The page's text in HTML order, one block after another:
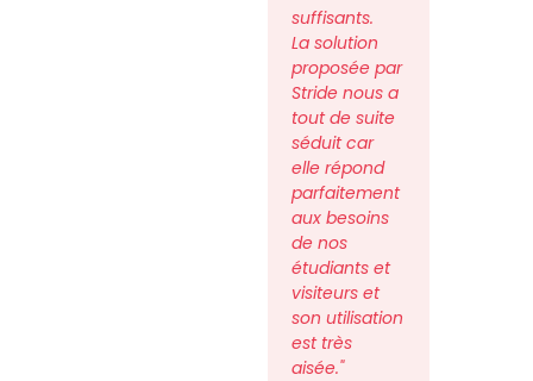
suffisants.
La solution
proposée par
Stride nous a
tout de suite
séduit car
elle répond
parfaitement
aux besoins
de nos
étudiants et
visiteurs et
son utilisation
est très
aisée."